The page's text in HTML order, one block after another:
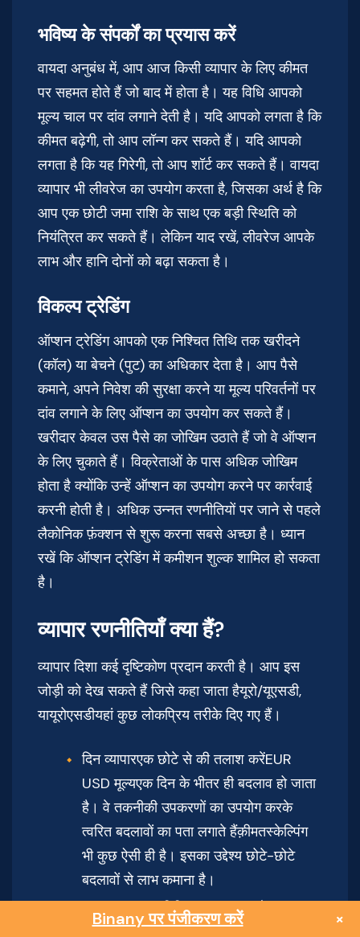
भविष्य के संपर्कों का प्रयास करें
वायदा अनुबंध में, आप आज किसी व्यापार के लिए कीमत
पर सहमत होते हैं जो बाद में होता है। यह विधि आपको
मूल्य चाल पर दांव लगाने देती है। यदि आपको लगता है कि
कीमत बढ़ेगी, तो आप लॉन्ग कर सकते हैं। यदि आपको
लगता है कि यह गिरेगी, तो आप शॉर्ट कर सकते हैं। वायदा
व्यापार भी लीवरेज का उपयोग करता है, जिसका अर्थ है कि
आप एक छोटी जमा राशि के साथ एक बड़ी स्थिति को
नियंत्रित कर सकते हैं। लेकिन याद रखें, लीवरेज आपके
लाभ और हानि दोनों को बढ़ा सकता है।
विकल्प ट्रेडिंग
ऑप्शन ट्रेडिंग आपको एक निश्चित तिथि तक खरीदने
(कॉल) या बेचने (पुट) का अधिकार देता है। आप पैसे
कमाने, अपने निवेश की सुरक्षा करने या मूल्य परिवर्तनों पर
दांव लगाने के लिए ऑप्शन का उपयोग कर सकते हैं।
खरीदार केवल उस पैसे का जोखिम उठाते हैं जो वे ऑप्शन
के लिए चुकाते हैं। विक्रेताओं के पास अधिक जोखिम
होता है क्योंकि उन्हें ऑप्शन का उपयोग करने पर कार्रवाई
करनी होती है। अधिक उन्नत रणनीतियों पर जाने से पहले
लैकोनिक फ़ंक्शन से शुरू करना सबसे अच्छा है। ध्यान
रखें कि ऑप्शन ट्रेडिंग में कमीशन शुल्क शामिल हो सकता
है।
व्यापार रणनीतियाँ क्या हैं?
व्यापार दिशा कई दृष्टिकोण प्रदान करती है। आप इस
जोड़ी को देख सकते हैं जिसे कहा जाता हैयूरो/यूएसडी,
यायूरोएसडीयहां कुछ लोकप्रिय तरीके दिए गए हैं।
दिन व्यापारएक छोटे से की तलाश करेंEUR
USD मूल्यएक दिन के भीतर ही बदलाव हो जाता
है। वे तकनीकी उपकरणों का उपयोग करके
त्वरित बदलावों का पता लगाते हैंक़ीमतस्केल्पिंग
भी कुछ ऐसी ही है। इसका उद्देश्य छोटे-छोटे
बदलावों से लाभ कमाना है।
समाचार व्यापार. विनिमय कब करना है, यह तय
करने के लिए आर्थिक घटनाओं और बाजार
Binany पर पंजीकरण करें ×